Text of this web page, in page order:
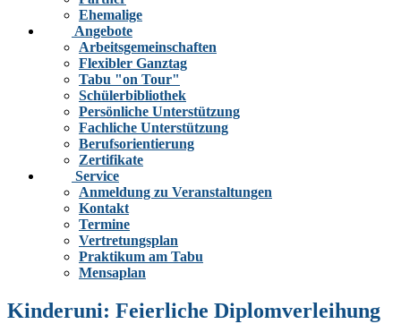
Ehemalige
Angebote
Arbeitsgemeinschaften
Flexibler Ganztag
Tabu "on Tour"
Schülerbibliothek
Persönliche Unterstützung
Fachliche Unterstützung
Berufsorientierung
Zertifikate
Service
Anmeldung zu Veranstaltungen
Kontakt
Termine
Vertretungsplan
Praktikum am Tabu
Mensaplan
Kinderuni: Feierliche Diplomverleihung